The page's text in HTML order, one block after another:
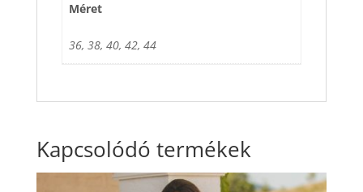
Méret
36, 38, 40, 42, 44
Kapcsolódó termékek